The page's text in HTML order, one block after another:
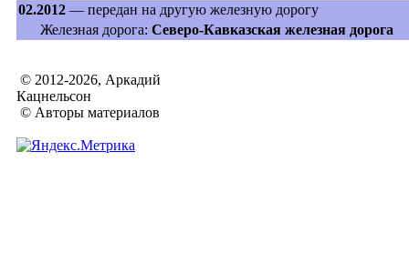
02.2012 — передан на другую железную дорогу
Железная дорога: Северо-Кавказская железная дорога
© 2012-2026, Аркадий
Кацнельсон
© Авторы материалов